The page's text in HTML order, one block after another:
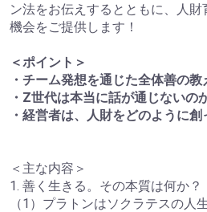
ン法をお伝えするとともに、人
機会をご提供します！
＜ポイント＞
・チーム発想を通じた全体善の教
・Z世代は本当に話が通じないの
・経営者は、人財をどのように
＜主な内容＞
1. 善く生きる。その本質は何か？
（1）プラトンはソクラテスの人